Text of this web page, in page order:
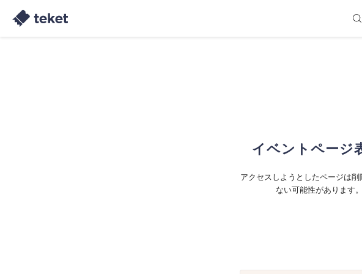
イベントページ
アクセスしようとしたページは
ない可能性があります